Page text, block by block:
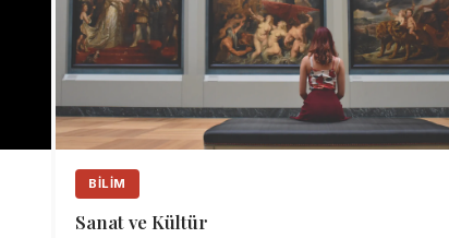
BILIM
Sanat ve Kültür